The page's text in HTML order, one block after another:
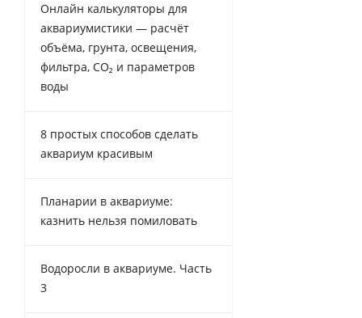
Онлайн калькуляторы для
аквариумистики — расчёт
объёма, грунта, освещения,
фильтра, CO₂ и параметров
воды
8 простых способов сделать
аквариум красивым
Планарии в аквариуме:
казнить нельзя помиловать
Водоросли в аквариуме. Часть
3